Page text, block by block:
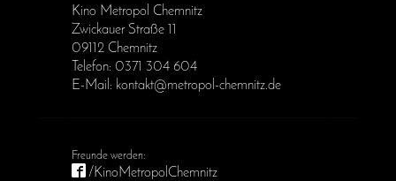
Kino Metropol Chemnitz
Zwickauer Straße 11
09112 Chemnitz
Telefon: 0371 304 604
E-Mail: kontakt@metropol-chemnitz.de
/KinoMetropolChemnitz